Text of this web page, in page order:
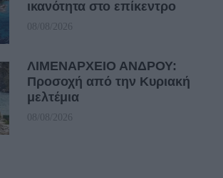
ικανότητα στο επίκεντρο
08/08/2026
ΛΙΜΕΝΑΡΧΕΙΟ ΑΝΔΡΟΥ:
Προσοχή από την Κυριακή
μελτέμια
08/08/2026